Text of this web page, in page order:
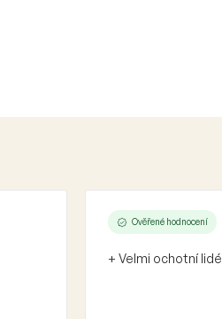
Ověřené hodnocení
+ Velmi ochotní lidé